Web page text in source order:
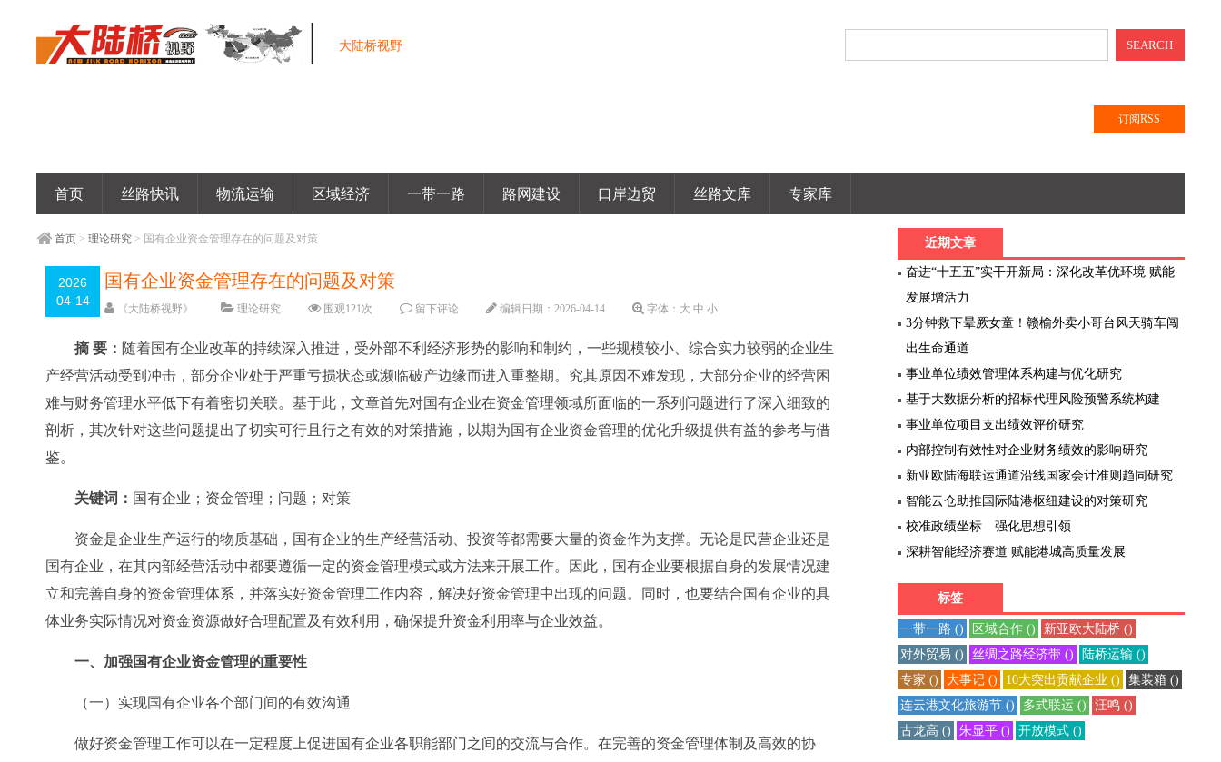
大陆桥视野 SEARCH
订阅RSS
首页 丝路快讯 物流运输 区域经济 一带一路 路网建设 口岸边贸 丝路文库 专家库
首页 >理论研究 > 国有企业资金管理存在的问题及对策
2026
04-14
国有企业资金管理存在的问题及对策
《大陆桥视野》 理论研究 围观121次 留下评论 编辑日期：2026-04-14 字体： 大 中 小
摘 要： 随着国有企业改革的持续深入推进，受外部不利经济形势的影响和制约，一些规模较小、综合实力较弱的企业生
产经营活动受到冲击，部分企业处于严重亏损状态或濒临破产边缘而进入重整期。究其原因不难发现，大部分企业的经营困
难与财务管理水平低下有着密切关联。基于此，文章首先对国有企业在资金管理领域所面临的一系列问题进行了深入细致的
剖析，其次针对这些问题提出了切实可行且行之有效的对策措施，以期为国有企业资金管理的优化升级提供有益的参考与借
鉴。
关键词： 国有企业；资金管理；问题；对策
资金是企业生产运行的物质基础，国有企业的生产经营活动、投资等都需要大量的资金作为支撑。无论是民营企业还是
国有企业，在其内部经营活动中都要遵循一定的资金管理模式或方法来开展工作。因此，国有企业要根据自身的发展情况建
立和完善自身的资金管理体系，并落实好资金管理工作内容，解决好资金管理中出现的问题。同时，也要结合国有企业的具
体业务实际情况对资金资源做好合理配置及有效利用，确保提升资金利用率与企业效益。
一、加强国有企业资金管理的重要性
（一）实现国有企业各个部门间的有效沟通
做好资金管理工作可以在一定程度上促进国有企业各职能部门之间的交流与合作。在完善的资金管理体制及高效的协
近期文章
奋进“十五五”实干开新局：深化改革优环境 赋能
发展增活力
3分钟救下晕厥女童！赣榆外卖小哥台风天骑车闯
出生命通道
事业单位绩效管理体系构建与优化研究
基于大数据分析的招标代理风险预警系统构建
事业单位项目支出绩效评价研究
内部控制有效性对企业财务绩效的影响研究
新亚欧陆海联运通道沿线国家会计准则趋同研究
智能云仓助推国际陆港枢纽建设的对策研究
校准政绩坐标 强化思想引领
深耕智能经济赛道 赋能港城高质量发展
标签
一带一路 () 区域合作 ()
新亚欧大陆桥 ()
对外贸易 ()
丝绸之路经济带 ()
陆桥运输 ()
专家 ()
大事记 () 10大突出贡献企业 ()
集装箱 ()
连云港文化旅游节 ()
多式联运 ()
汪鸣 ()
古龙高 ()
朱显平 () 开放模式 ()